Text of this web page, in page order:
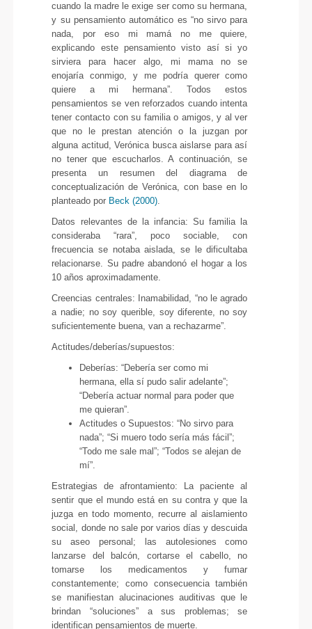
cuando la madre le exige ser como su hermana,
y su pensamiento automático es “no sirvo para
nada, por eso mi mamá no me quiere,
explicando este pensamiento visto así si yo
sirviera para hacer algo, mi mama no se
enojaría conmigo, y me podría querer como
quiere a mi hermana”. Todos estos
pensamientos se ven reforzados cuando intenta
tener contacto con su familia o amigos, y al ver
que no le prestan atención o la juzgan por
alguna actitud, Verónica busca aislarse para así
no tener que escucharlos. A continuación, se
presenta un resumen del diagrama de
conceptualización de Verónica, con base en lo
planteado por Beck (2000).
Datos relevantes de la infancia: Su familia la
consideraba “rara”, poco sociable, con
frecuencia se notaba aislada, se le dificultaba
relacionarse. Su padre abandonó el hogar a los
10 años aproximadamente.
Creencias centrales: Inamabilidad, “no le agrado
a nadie; no soy querible, soy diferente, no soy
suficientemente buena, van a rechazarme”.
Actitudes/deberías/supuestos:
Deberías: “Debería ser como mi
hermana, ella sí pudo salir adelante”;
“Debería actuar normal para poder que
me quieran”.
Actitudes o Supuestos: “No sirvo para
nada”; “Si muero todo sería más fácil”;
“Todo me sale mal”; “Todos se alejan de
mí”.
Estrategias de afrontamiento: La paciente al
sentir que el mundo está en su contra y que la
juzga en todo momento, recurre al aislamiento
social, donde no sale por varios días y descuida
su aseo personal; las autolesiones como
lanzarse del balcón, cortarse el cabello, no
tomarse los medicamentos y fumar
constantemente; como consecuencia también
se manifiestan alucinaciones auditivas que le
brindan “soluciones” a sus problemas; se
identifican pensamientos de muerte.